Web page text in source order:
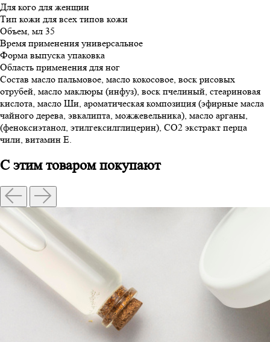
Для кого для женщин
Тип кожи для всех типов кожи
Объем, мл 35
Время применения универсальное
Форма выпуска упаковка
Область применения для ног
Состав масло пальмовое, масло кокосовое, воск рисовых
отрубей, масло маклюры (инфуз), воск пчелиный, стеариновая
кислота, масло Ши, ароматическая композиция (эфирные масла
чайного дерева, эвкалипта, можжевельника), масло арганы,
(феноксиэтанол, этилгексилглицерин), СО2 экстракт перца
чили, витамин Е.
С этим товаром покупают